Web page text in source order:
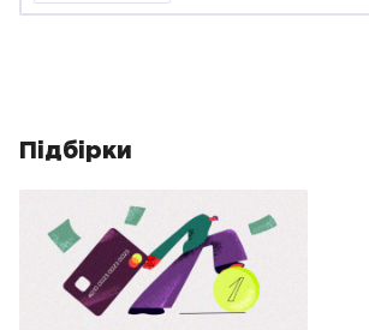
Підбірки